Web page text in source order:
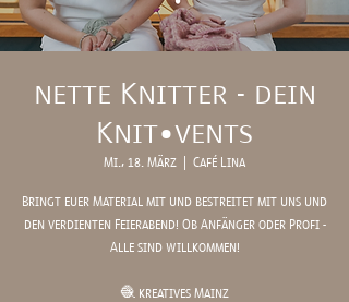
nette Knitter - dein
Knit•vents
Mi., 18. März
  |
Café Lina
Bringt euer Material mit und bestreitet mit uns und
den verdienten Feierabend! Ob Anfänger oder Profi -
Alle sind willkommen!
🧶 kreatives Mainz